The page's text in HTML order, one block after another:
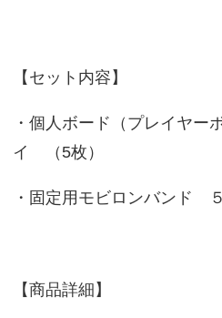
【セット内容】
・個人ボード（プレイヤー
イ （5枚）
・固定用モビロンバンド
【商品詳細】